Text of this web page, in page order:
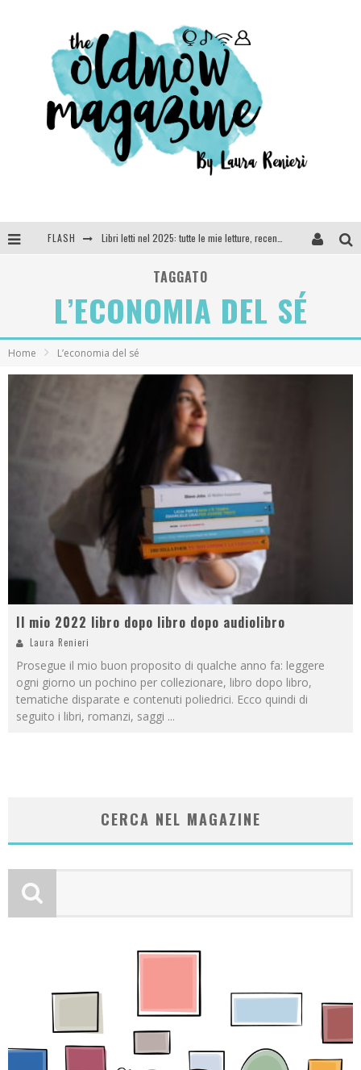
FLASH
SEE YOU AT 5 | Chanel
Anya Taylor-Joy, Jisoo e Willow Smith protagoniste della nuova campagna Dior Addict
TAGGATO
L’ECONOMIA DEL SÉ
Home L’economia del sé
Il mio 2022 libro dopo libro dopo audiolibro
Laura Renieri
Prosegue il mio buon proposito di qualche anno fa: leggere
ogni giorno un pochino per collezionare, libro dopo libro,
tematiche disparate e contenuti poliedrici. Ecco quindi di
seguito i libri, romanzi, saggi ...
CERCA NEL MAGAZINE